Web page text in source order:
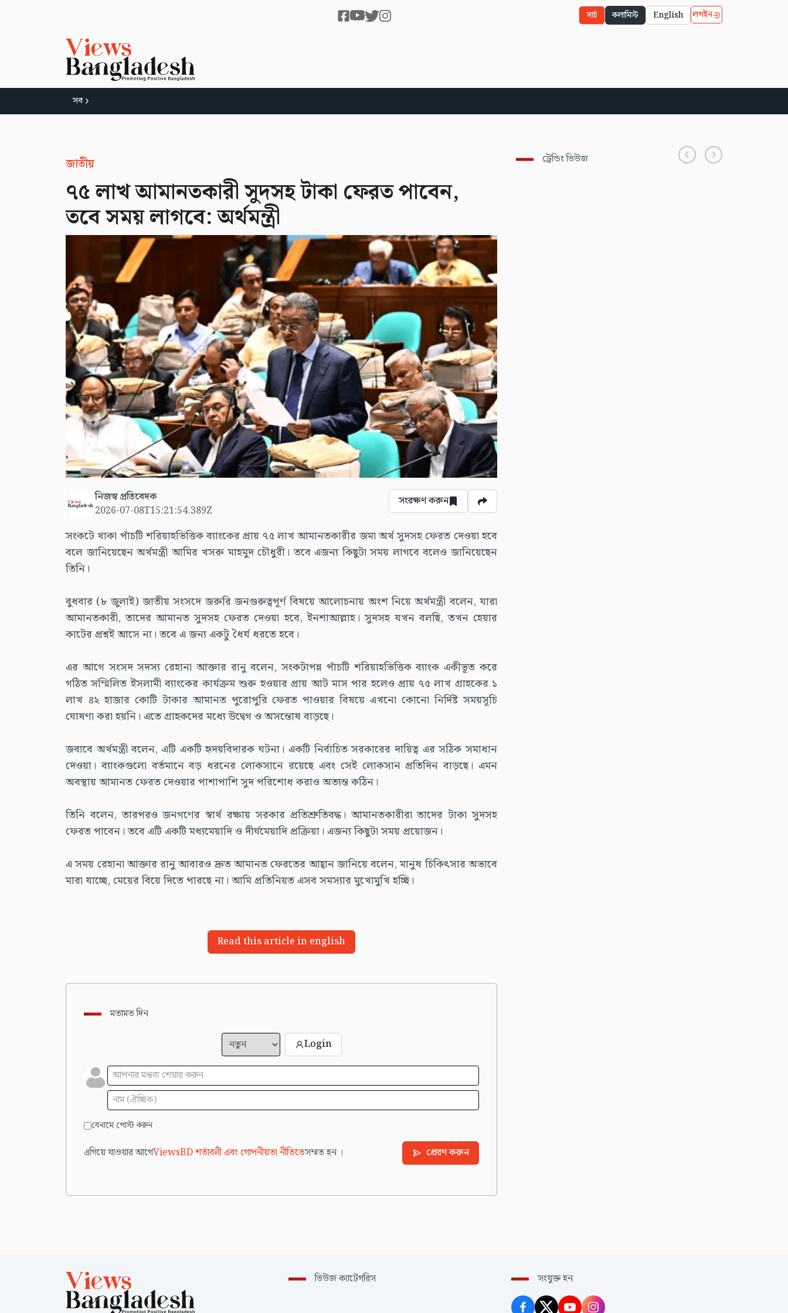
সার্চ কলামিস্ট English লগইন
সব
জাতীয়
৭৫ লাখ আমানতকারী সুদসহ টাকা ফেরত পাবেন,
তবে সময় লাগবে: অর্থমন্ত্রী
নিজস্ব প্রতিবেদক
2026-07-08T15:21:54.389Z
সংরক্ষণ করুন
সংকটে থাকা পাঁচটি শরিয়াহভিত্তিক ব্যাংকের প্রায় ৭৫ লাখ আমানতকারীর জমা অর্থ সুদসহ ফেরত দেওয়া হবে
বলে জানিয়েছেন অর্থমন্ত্রী আমির খসরু মাহমুদ চৌধুরী। তবে এজন্য কিছুটা সময় লাগবে বলেও জানিয়েছেন
তিনি।
বুধবার (৮ জুলাই) জাতীয় সংসদে জরুরি জনগুরুত্বপূর্ণ বিষয়ে আলোচনায় অংশ নিয়ে অর্থমন্ত্রী বলেন, যারা
আমানতকারী, তাদের আমানত সুদসহ ফেরত দেওয়া হবে, ইনশাআল্লাহ। সুদসহ যখন বলছি, তখন হেয়ার
কাটের প্রশ্নই আসে না। তবে এ জন্য একটু ধৈর্য ধরতে হবে।
এর আগে সংসদ সদস্য রেহানা আক্তার রানু বলেন, সংকটাপন্ন পাঁচটি শরিয়াহভিত্তিক ব্যাংক একীভূত করে
গঠিত সম্মিলিত ইসলামী ব্যাংকের কার্যক্রম শুরু হওয়ার প্রায় আট মাস পার হলেও প্রায় ৭৫ লাখ গ্রাহকের ১
লাখ ৪২ হাজার কোটি টাকার আমানত পুরোপুরি ফেরত পাওয়ার বিষয়ে এখনো কোনো নির্দিষ্ট সময়সূচি
ঘোষণা করা হয়নি। এতে গ্রাহকদের মধ্যে উদ্বেগ ও অসন্তোষ বাড়ছে।
জবাবে অর্থমন্ত্রী বলেন, এটি একটি হৃদয়বিদারক ঘটনা। একটি নির্বাচিত সরকারের দায়িত্ব এর সঠিক সমাধান
দেওয়া। ব্যাংকগুলো বর্তমানে বড় ধরনের লোকসানে রয়েছে এবং সেই লোকসান প্রতিদিন বাড়ছে। এমন
অবস্থায় আমানত ফেরত দেওয়ার পাশাপাশি সুদ পরিশোধ করাও অত্যন্ত কঠিন।
তিনি বলেন, তারপরও জনগণের স্বার্থ রক্ষায় সরকার প্রতিশ্রুতিবদ্ধ। আমানতকারীরা তাদের টাকা সুদসহ
ফেরত পাবেন। তবে এটি একটি মধ্যমেয়াদি ও দীর্ঘমেয়াদি প্রক্রিয়া। এজন্য কিছুটা সময় প্রয়োজন।
এ সময় রেহানা আক্তার রানু আবারও দ্রুত আমানত ফেরতের আহ্বান জানিয়ে বলেন, মানুষ চিকিৎসার অভাবে
মারা যাচ্ছে, মেয়ের বিয়ে দিতে পারছে না। আমি প্রতিনিয়ত এসব সমস্যার মুখোমুখি হচ্ছি।
Read this article in english
মতামত দিন
Login
বেনামে পোস্ট করুন
এগিয়ে যাওয়ার আগেViewsBD শর্তাবলী এবং গোপনীয়তা নীতিতেসম্মত হন । প্রেরণ করুন
ট্রেন্ডিং ভিউজ
ভিউজ ক্যাটেগরিস সংযুক্ত হন